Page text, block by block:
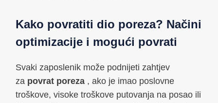
Kako povratiti dio poreza? Načini
optimizacije i mogući povrati
Svaki zaposlenik može podnijeti zahtjev
za povrat poreza , ako je imao poslovne
troškove, visoke troškove putovanja na posao ili